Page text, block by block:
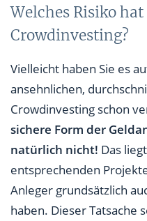
Welches Risiko
Crowdinvesting?
Vielleicht haben Sie es
ansehnlichen,
Crowdinvesting schon
sichere Form der
natürlich nicht! Das
entsprechenden
Anleger grundsätzlich
haben. Dieser Tatsache